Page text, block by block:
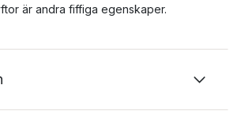
är andra fiffiga egenskaper.